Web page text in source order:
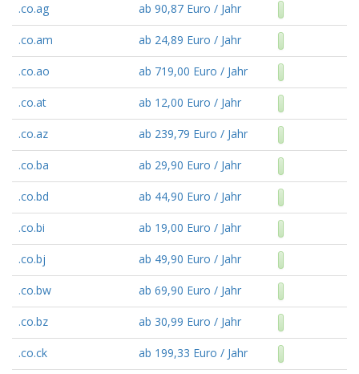
.co.ag ab 90,87 Euro / Jahr
.co.am ab 24,89 Euro / Jahr
.co.ao ab 719,00 Euro / Jahr
.co.at ab 12,00 Euro / Jahr
.co.az ab 239,79 Euro / Jahr
.co.ba ab 29,90 Euro / Jahr
.co.bd ab 44,90 Euro / Jahr
.co.bi ab 19,00 Euro / Jahr
.co.bj ab 49,90 Euro / Jahr
.co.bw ab 69,90 Euro / Jahr
.co.bz ab 30,99 Euro / Jahr
.co.ck ab 199,33 Euro / Jahr